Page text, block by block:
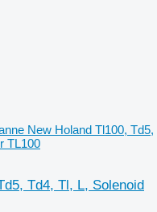
New Holand Tl100, Td5,
TL100
Td4, Tl, L, Solenoid